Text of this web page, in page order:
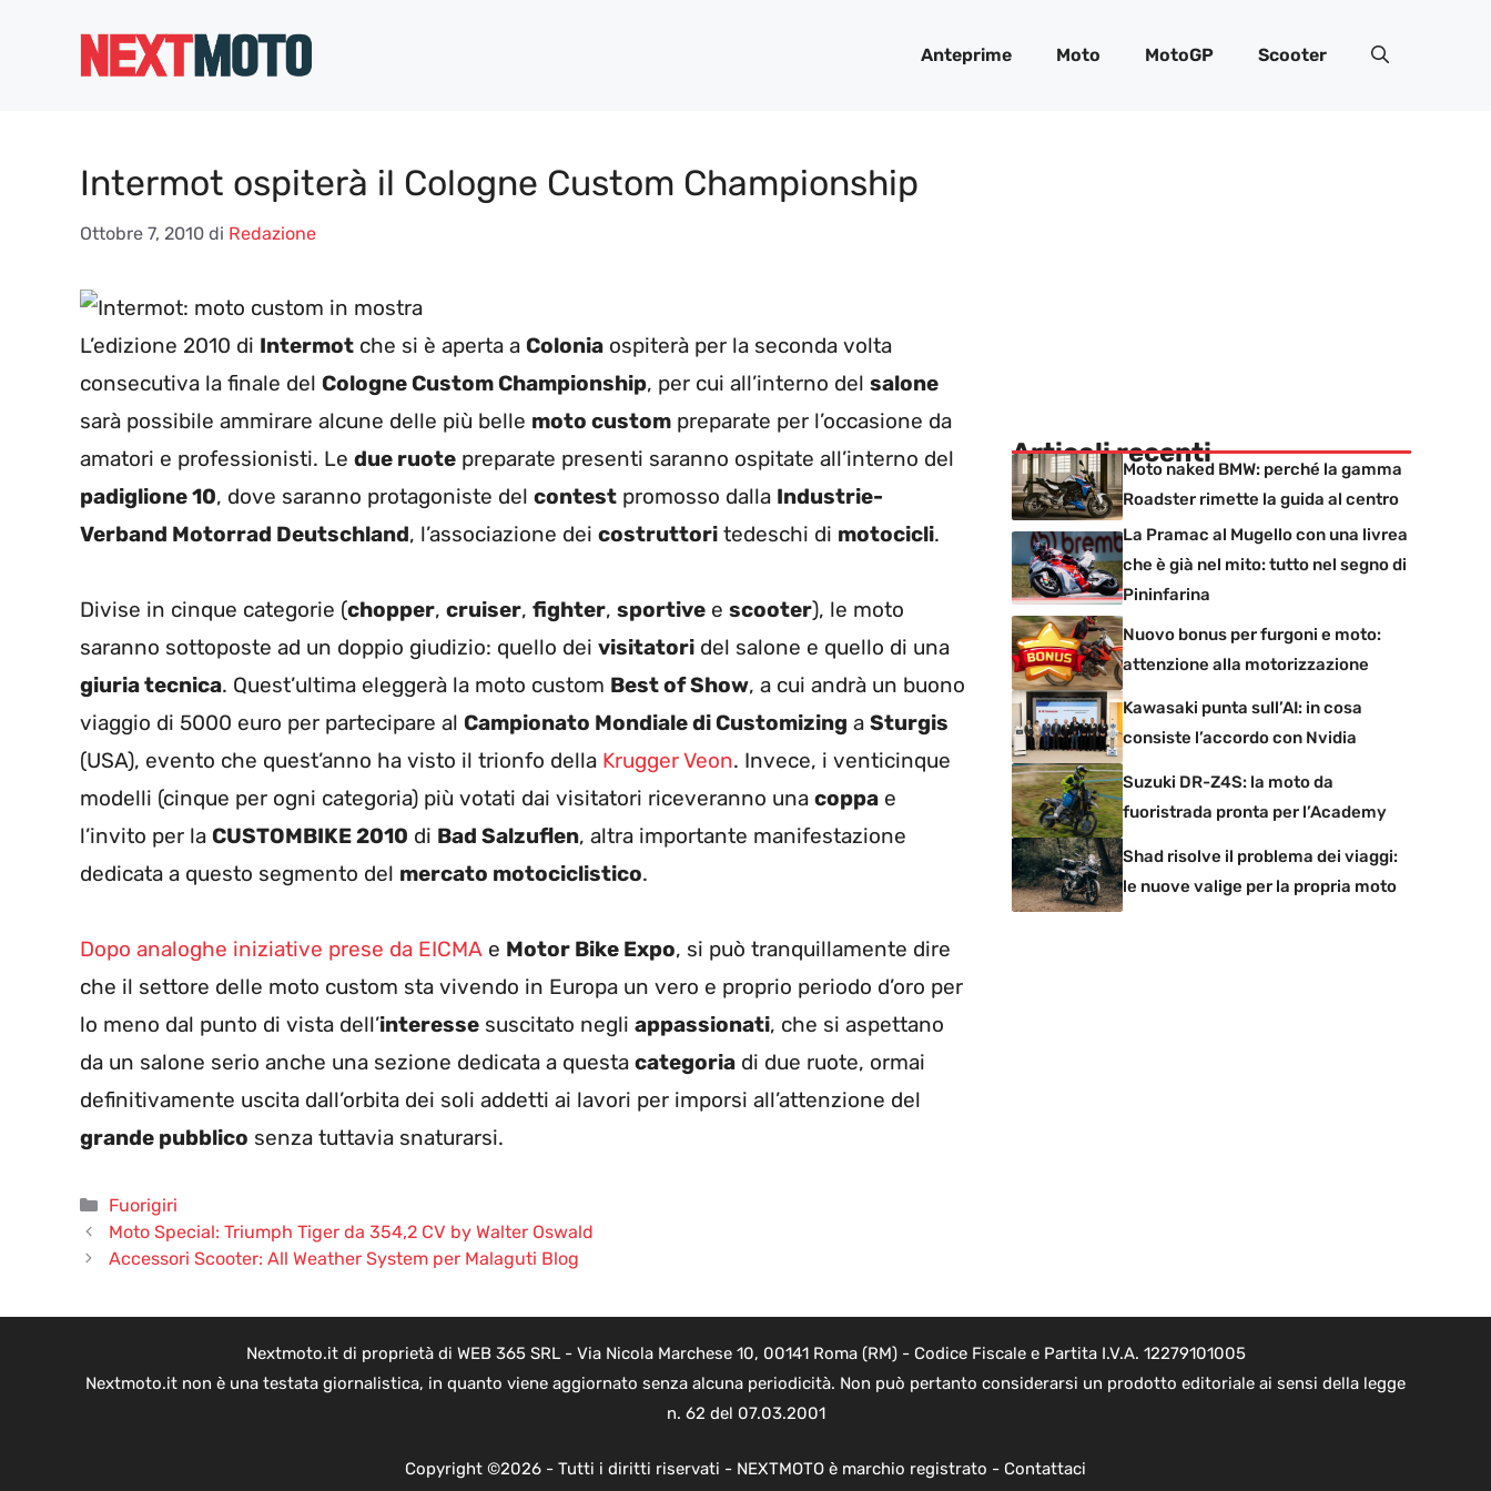
Anteprime Moto MotoGP Scooter
Intermot ospiterà il Cologne Custom Championship
Ottobre 7, 2010 di Redazione
L’edizione 2010 di Intermot che si è aperta a Colonia ospiterà per la seconda volta
consecutiva la finale del Cologne Custom Championship, per cui all’interno del salone
sarà possibile ammirare alcune delle più belle moto custom preparate per l’occasione da
amatori e professionisti. Le due ruote preparate presenti saranno ospitate all’interno del
padiglione 10, dove saranno protagoniste del contest promosso dalla Industrie-
Verband Motorrad Deutschland, l’associazione dei costruttori tedeschi di motocicli.
Divise in cinque categorie (chopper, cruiser, fighter, sportive e scooter), le moto
saranno sottoposte ad un doppio giudizio: quello dei visitatori del salone e quello di una
giuria tecnica. Quest’ultima eleggerà la moto custom Best of Show, a cui andrà un buono
viaggio di 5000 euro per partecipare al Campionato Mondiale di Customizing a Sturgis
(USA), evento che quest’anno ha visto il trionfo della Krugger Veon. Invece, i venticinque
modelli (cinque per ogni categoria) più votati dai visitatori riceveranno una coppa e
l’invito per la CUSTOMBIKE 2010 di Bad Salzuflen, altra importante manifestazione
dedicata a questo segmento del mercato motociclistico.
Dopo analoghe iniziative prese da EICMA e Motor Bike Expo, si può tranquillamente dire
che il settore delle moto custom sta vivendo in Europa un vero e proprio periodo d’oro per
lo meno dal punto di vista dell’interesse suscitato negli appassionati, che si aspettano
da un salone serio anche una sezione dedicata a questa categoria di due ruote, ormai
definitivamente uscita dall’orbita dei soli addetti ai lavori per imporsi all’attenzione del
grande pubblico senza tuttavia snaturarsi.
Categorie
Fuorigiri
Moto Special: Triumph Tiger da 354,2 CV by Walter Oswald
Accessori Scooter: All Weather System per Malaguti Blog
Articoli recenti
Moto naked BMW: perché la gamma
Roadster rimette la guida al centro
La Pramac al Mugello con una livrea
che è già nel mito: tutto nel segno di
Pininfarina
Nuovo bonus per furgoni e moto:
attenzione alla motorizzazione
Kawasaki punta sull’AI: in cosa
consiste l’accordo con Nvidia
Suzuki DR-Z4S: la moto da
fuoristrada pronta per l’Academy
Shad risolve il problema dei viaggi:
le nuove valige per la propria moto
Nextmoto.it di proprietà di WEB 365 SRL - Via Nicola Marchese 10, 00141 Roma (RM) - Codice Fiscale e Partita I.V.A. 12279101005
Nextmoto.it non è una testata giornalistica, in quanto viene aggiornato senza alcuna periodicità. Non può pertanto considerarsi un prodotto editoriale ai sensi della legge
n. 62 del 07.03.2001
Copyright ©2026 - Tutti i diritti riservati - NEXTMOTO è marchio registrato - Contattaci